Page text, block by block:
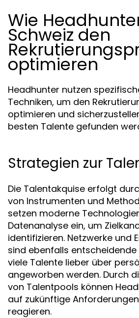
Wie
Schweiz den
optimieren
Headhunter nutzen
Techniken, um den
optimieren und
besten Talente gefunden
Strategien zur
Die Talentakquise erfolgt
von Instrumenten und
setzen moderne
Datenanalyse ein, um
identifizieren. Netzwerke und
sind ebenfalls entscheidende
viele Talente lieber über
angeworben werden. Durch
von Talentpools können
auf zukünftige
reagieren.